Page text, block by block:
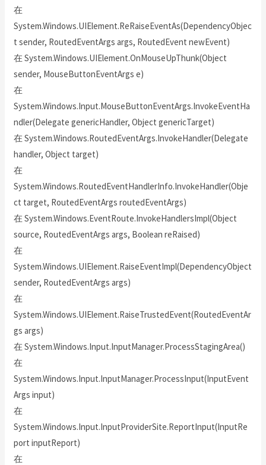
在
System.Windows.UIElement.ReRaiseEventAs(DependencyObjec
t sender, RoutedEventArgs args, RoutedEvent newEvent)
在 System.Windows.UIElement.OnMouseUpThunk(Object
sender, MouseButtonEventArgs e)
在
System.Windows.Input.MouseButtonEventArgs.InvokeEventHa
ndler(Delegate genericHandler, Object genericTarget)
在 System.Windows.RoutedEventArgs.InvokeHandler(Delegate
handler, Object target)
在
System.Windows.RoutedEventHandlerInfo.InvokeHandler(Obje
ct target, RoutedEventArgs routedEventArgs)
在 System.Windows.EventRoute.InvokeHandlersImpl(Object
source, RoutedEventArgs args, Boolean reRaised)
在
System.Windows.UIElement.RaiseEventImpl(DependencyObject
sender, RoutedEventArgs args)
在
System.Windows.UIElement.RaiseTrustedEvent(RoutedEventAr
gs args)
在 System.Windows.Input.InputManager.ProcessStagingArea()
在
System.Windows.Input.InputManager.ProcessInput(InputEvent
Args input)
在
System.Windows.Input.InputProviderSite.ReportInput(InputRe
port inputReport)
在